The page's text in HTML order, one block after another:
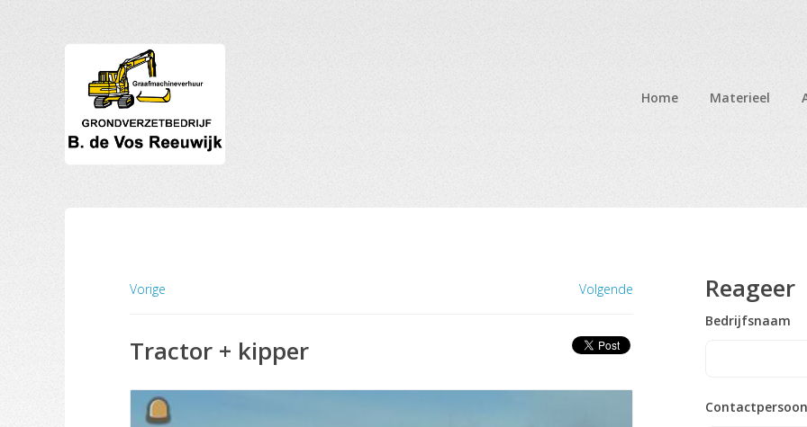
Home Materieel
Vorige Volgende
Tractor + kipper
Reageer
Bedrijfsnaam